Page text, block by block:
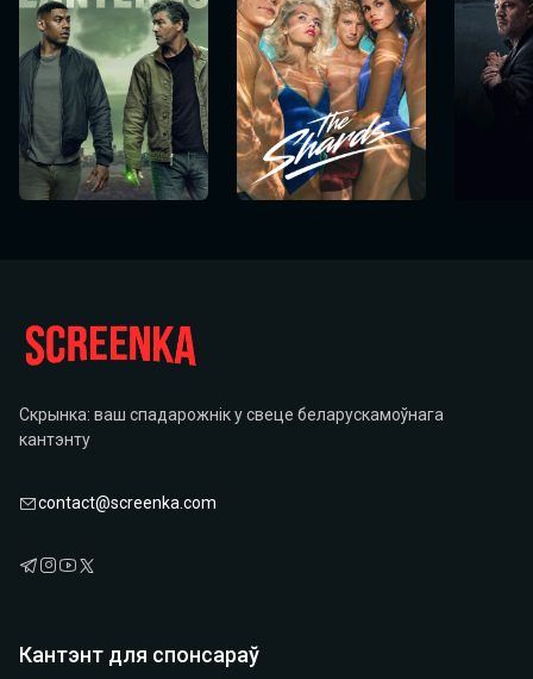
Скрынка: ваш спадарожнік у свеце беларускамоўнага
кантэнту
contact@screenka.com
Кантэнт для спонсараў